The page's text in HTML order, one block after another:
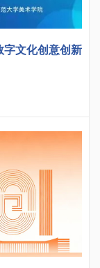
字文化创意创新